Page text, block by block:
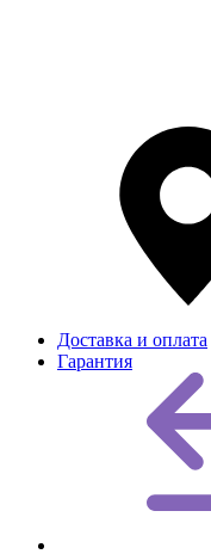
Доставка и оплата
Гарантия